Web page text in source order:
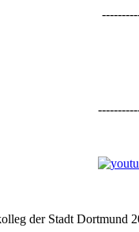
der Stadt Dortmund